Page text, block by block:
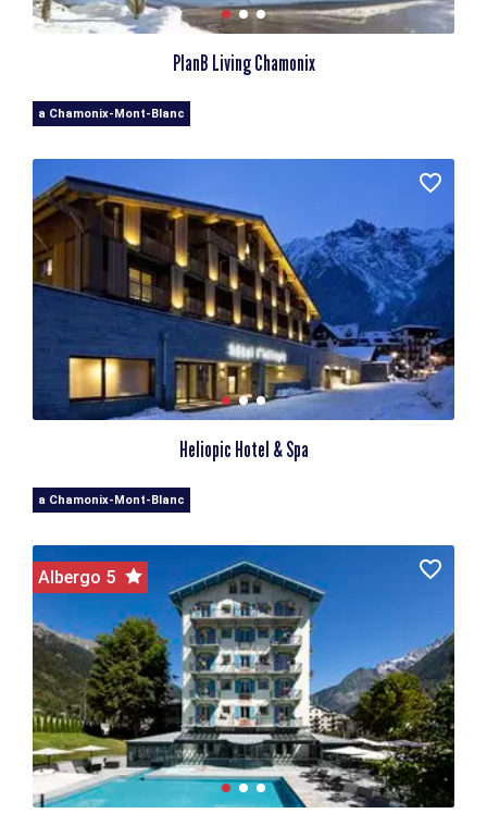
PlanB Living Chamonix
a Chamonix-Mont-Blanc
Heliopic Hotel & Spa
a Chamonix-Mont-Blanc
Albergo 5